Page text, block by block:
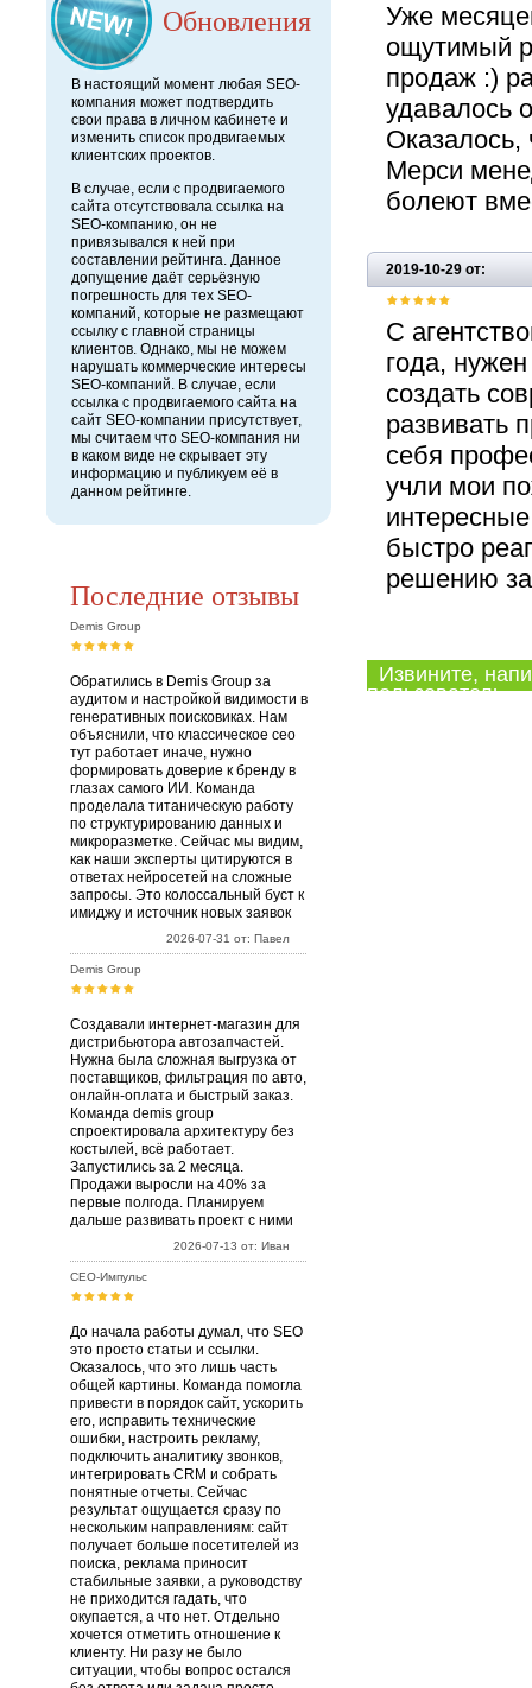
Обновления
В настоящий момент любая SEO-
компания может подтвердить
свои права в личном кабинете и
изменить список продвигаемых
клиентских проектов.
В случае, если с продвигаемого
сайта отсутствовала ссылка на
SEO-компанию, он не
привязывался к ней при
составлении рейтинга. Данное
допущение даёт серьёзную
погрешность для тех SEO-
компаний, которые не размещают
ссылку с главной страницы
клиентов. Однако, мы не можем
нарушать коммерческие интересы
SEO-компаний. В случае, если
ссылка с продвигаемого сайта на
сайт SEO-компании присутствует,
мы считаем что SEO-компания ни
в каком виде не скрывает эту
информацию и публикуем её в
данном рейтинге.
Последние отзывы
Demis Group
Обратились в Demis Group за
аудитом и настройкой видимости в
генеративных поисковиках. Нам
объяснили, что классическое сео
тут работает иначе, нужно
формировать доверие к бренду в
глазах самого ИИ. Команда
проделала титаническую работу
по структурированию данных и
микроразметке. Сейчас мы видим,
как наши эксперты цитируются в
ответах нейросетей на сложные
запросы. Это колоссальный буст к
имиджу и источник новых заявок
2026-07-31 от: Павел
Demis Group
Создавали интернет-магазин для
дистрибьютора автозапчастей.
Нужна была сложная выгрузка от
поставщиков, фильтрация по авто,
онлайн-оплата и быстрый заказ.
Команда demis group
спроектировала архитектуру без
костылей, всё работает.
Запустились за 2 месяца.
Продажи выросли на 40% за
первые полгода. Планируем
дальше развивать проект с ними
2026-07-13 от: Иван
СЕО-Импульс
До начала работы думал, что SEO
это просто статьи и ссылки.
Оказалось, что это лишь часть
общей картины. Команда помогла
привести в порядок сайт, ускорить
его, исправить технические
ошибки, настроить рекламу,
подключить аналитику звонков,
интегрировать CRM и собрать
понятные отчеты. Сейчас
результат ощущается сразу по
нескольким направлениям: сайт
получает больше посетителей из
поиска, реклама приносит
стабильные заявки, а руководству
не приходится гадать, что
окупается, а что нет. Отдельно
хочется отметить отношение к
клиенту. Ни разу не было
ситуации, чтобы вопрос остался
Уже
ощутимый
продаж :)
удавалось
Оказалось,
Мерси
болеют
2019-10-29 от:
С
года,
создать
развивать
себя
учли мои
быстро
решению
Извините,
пользователь.